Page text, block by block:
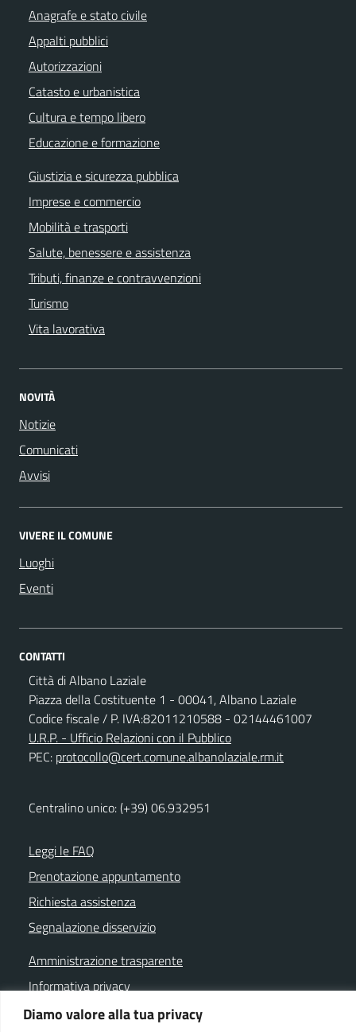
Diamo valore alla tua privacy
Anagrafe e stato civile
Appalti pubblici
Autorizzazioni
Catasto e urbanistica
Cultura e tempo libero
Educazione e formazione
Giustizia e sicurezza pubblica
Imprese e commercio
Mobilità e trasporti
Salute, benessere e assistenza
Tributi, finanze e contravvenzioni
Turismo
Vita lavorativa
NOVITÀ
Notizie
Comunicati
Avvisi
VIVERE IL COMUNE
Luoghi
Eventi
CONTATTI
Città di Albano Laziale
Piazza della Costituente 1 - 00041, Albano Laziale
Codice fiscale / P. IVA:82011210588 - 02144461007
U.R.P. - Ufficio Relazioni con il Pubblico
PEC: protocollo@cert.comune.albanolaziale.rm.it
Centralino unico: (+39) 06.932951
Leggi le FAQ
Prenotazione appuntamento
Richiesta assistenza
Segnalazione disservizio
Amministrazione trasparente
Informativa privacy
Note legali